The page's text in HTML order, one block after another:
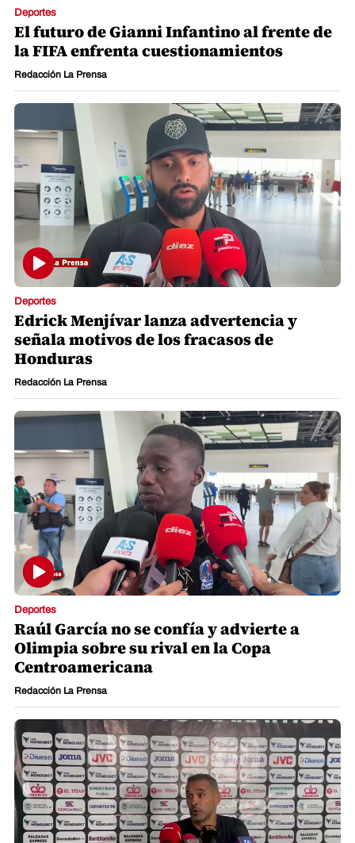
Deportes
El futuro de Gianni Infantino al frente de
la FIFA enfrenta cuestionamientos
Redacción La Prensa
Deportes
Edrick Menjívar lanza advertencia y
señala motivos de los fracasos de
Honduras
Redacción La Prensa
Deportes
Raúl García no se confía y advierte a
Olimpia sobre su rival en la Copa
Centroamericana
Redacción La Prensa